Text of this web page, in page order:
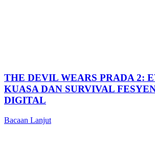
THE DEVIL WEARS PRADA 2:
KUASA DAN SURVIVAL
DIGITAL
Bacaan Lanjut